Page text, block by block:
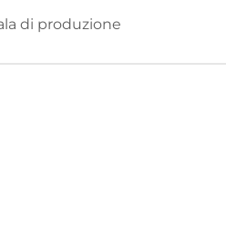
di produzione